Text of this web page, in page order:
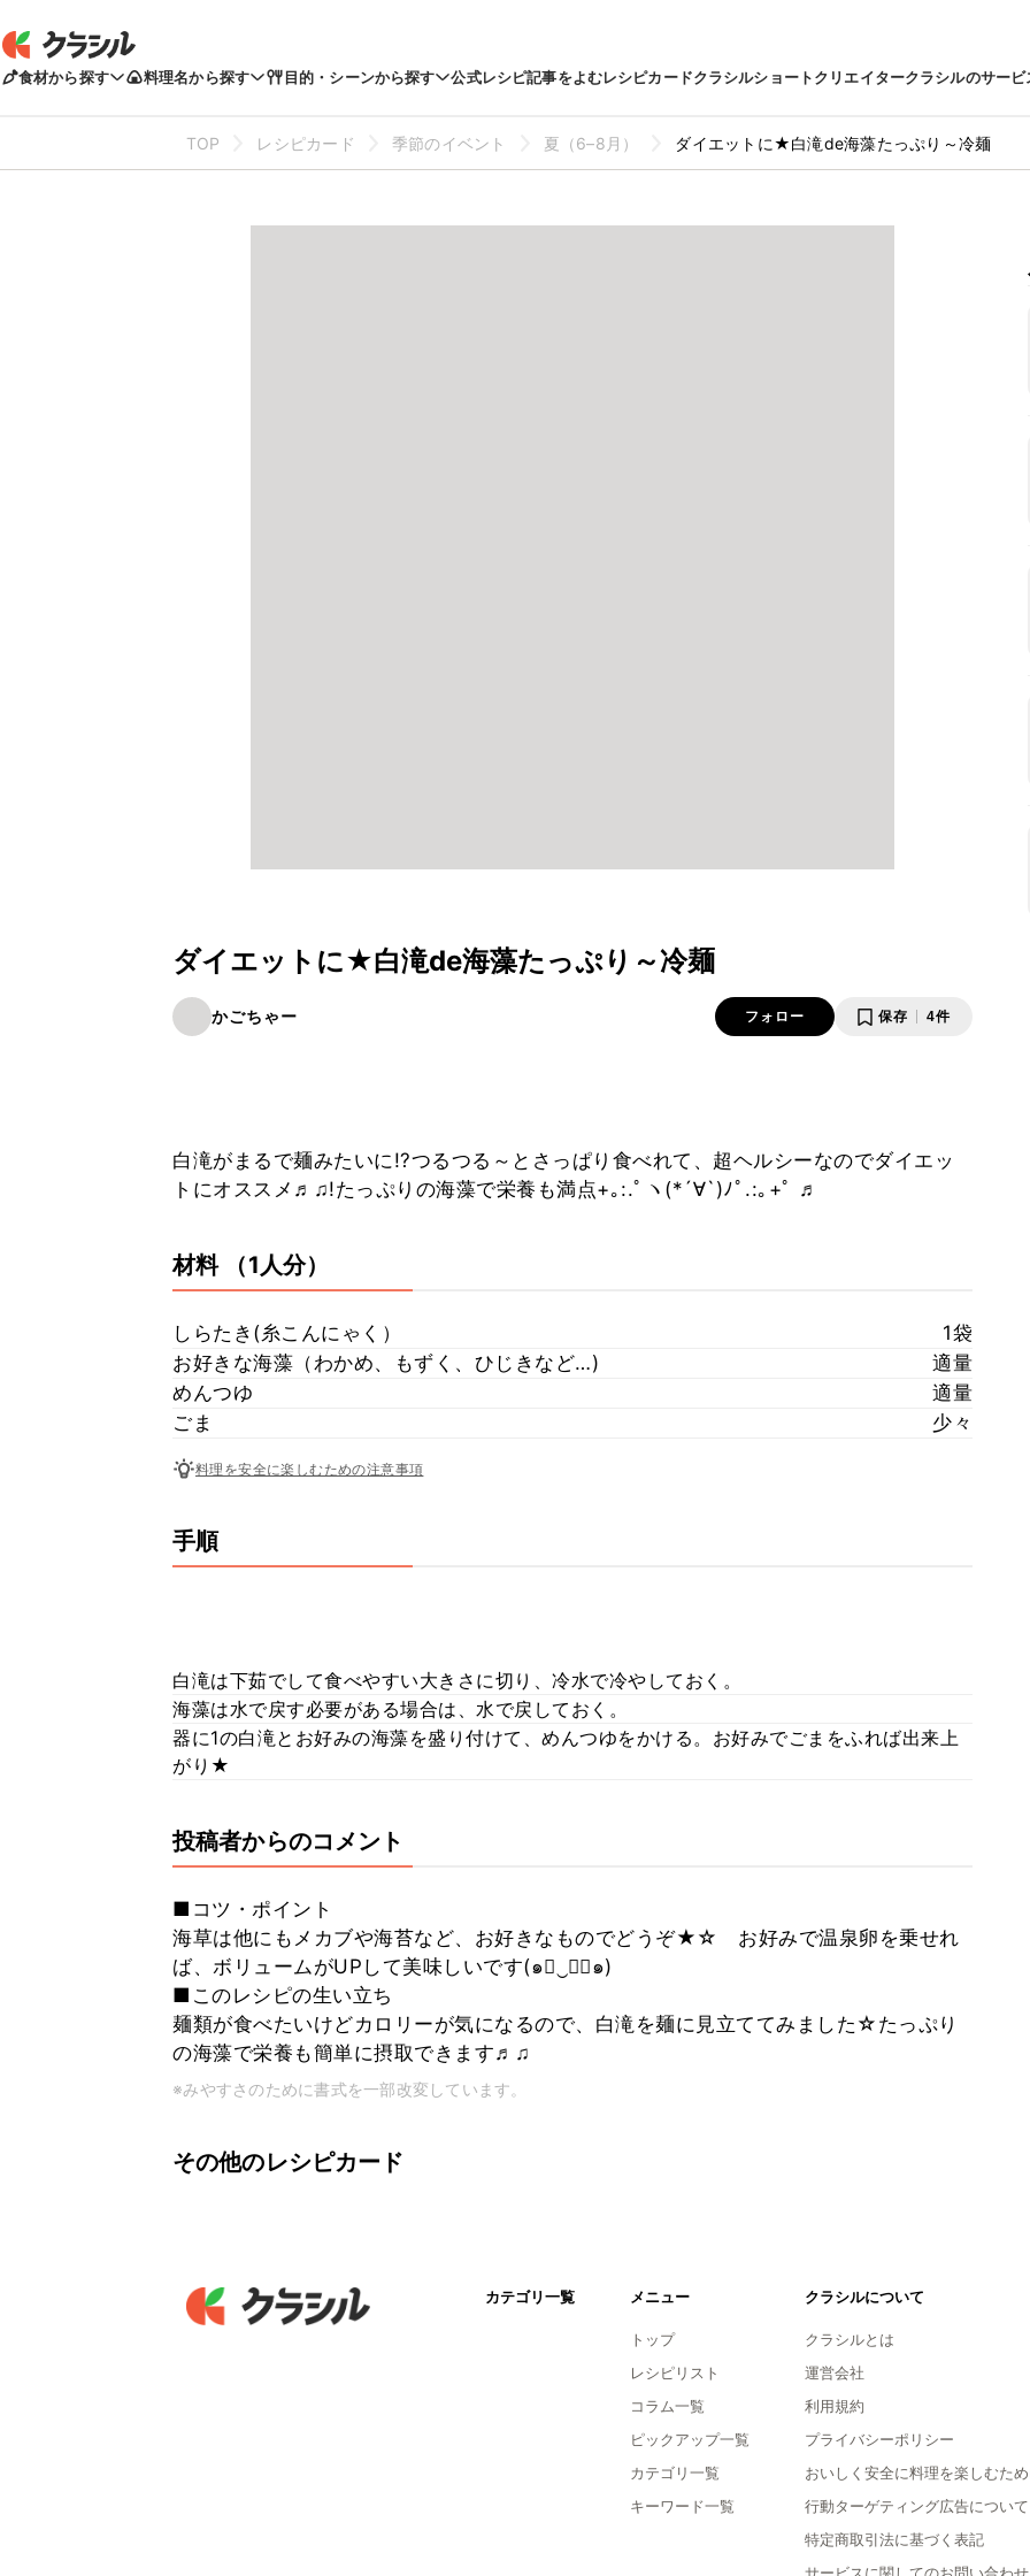
食材から探す 料理名から探す 目的・シーンから探す 公式レシピ記事をよむレシピカードクラシルショートクリエイタークラシルのサービ
TOP レシピカード 季節のイベント 夏（6–8月） ダイエットに★白滝de海藻たっぷり～冷麺
ダイエットに★白滝de海藻たっぷり～冷麺
かごちゃー フォロー 保存 4件
白滝がまるで麺みたいに!?つるつる～とさっぱり食べれて、超ヘルシーなのでダイエッ
トにオススメ♬♫!たっぷりの海藻で栄養も満点+｡:.ﾟヽ(*´∀`)ﾉﾟ.:｡+ﾟ ♬
材料 （1人分）
しらたき(糸こんにゃく）
1袋
お好きな海藻（わかめ、もずく、ひじきなど…)
適量
めんつゆ
適量
ごま
少々
料理を安全に楽しむための注意事項
手順
白滝は下茹でして食べやすい大きさに切り、冷水で冷やしておく。
海藻は水で戻す必要がある場合は、水で戻しておく。
器に1の白滝とお好みの海藻を盛り付けて、めんつゆをかける。お好みでごまをふれば出来上
がり★
投稿者からのコメント
■コツ・ポイント
海草は他にもメカブや海苔など、お好きなものでどうぞ★☆ お好みで温泉卵を乗せれ
ば、ボリュームがUPして美味しいです(๑￫‿ฺ￩๑)
■このレシピの生い立ち
麺類が食べたいけどカロリーが気になるので、白滝を麺に見立ててみました☆たっぷり
の海藻で栄養も簡単に摂取できます♬♫
※みやすさのために書式を一部改変しています。
その他のレシピカード
カテゴリ一覧 メニュー
トップ
レシピリスト
コラム一覧
ピックアップ一覧
カテゴリ一覧
キーワード一覧
クラシルについて
クラシルとは
運営会社
利用規約
プライバシーポリシー
おいしく安全に料理を楽しむため
行動ターゲティング広告について
特定商取引法に基づく表記